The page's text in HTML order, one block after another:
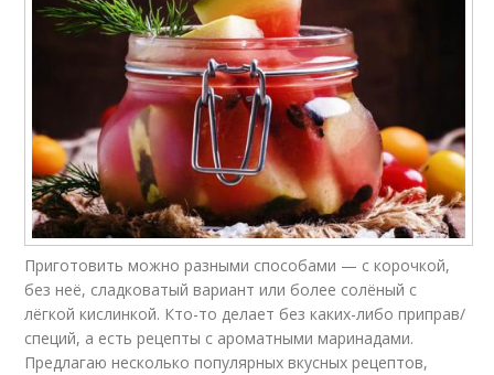
Приготовить можно разными способами — с корочкой,
без неё, сладковатый вариант или более солёный с
лёгкой кислинкой. Кто-то делает без каких-либо приправ/
специй, а есть рецепты с ароматными маринадами.
Предлагаю несколько популярных вкусных рецептов,